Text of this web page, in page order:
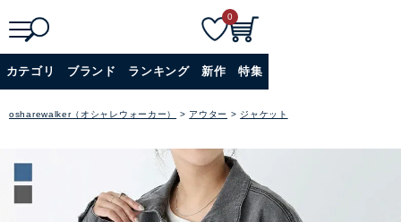
詳細検索
0
カテゴリ ブランド ランキング 新作 特集
osharewalker（オシャレウォーカー） アウター ジャケット